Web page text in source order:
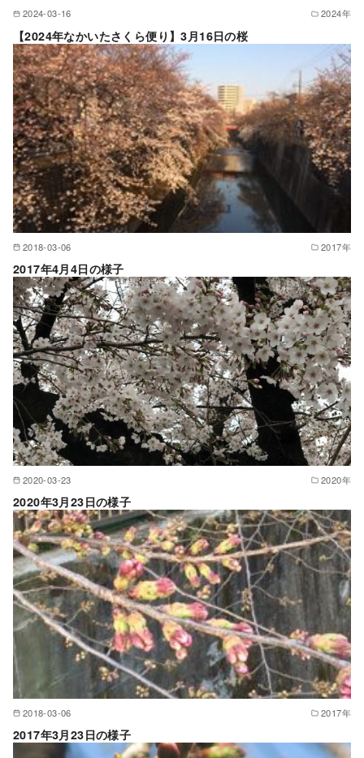
2024-03-16 2024年
【2024年なかいたさくら便り】3月16日の桜
2018-03-06 2017年
2017年4月4日の様子
2020-03-23 2020年
2020年3月23日の様子
2018-03-06 2017年
2017年3月23日の様子